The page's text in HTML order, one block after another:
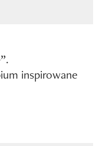
inspirowane